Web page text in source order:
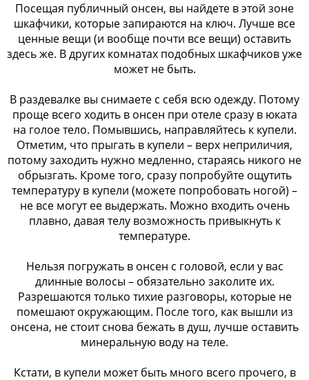
Посещая публичный онсен, вы найдете в этой зоне
шкафчики, которые запираются на ключ. Лучше все
ценные вещи (и вообще почти все вещи) оставить
здесь же. В других комнатах подобных шкафчиков уже
может не быть.
В раздевалке вы снимаете с себя всю одежду. Потому
проще всего ходить в онсен при отеле сразу в юката
на голое тело. Помывшись, направляйтесь к купели.
Отметим, что прыгать в купели – верх неприличия,
потому заходить нужно медленно, стараясь никого не
обрызгать. Кроме того, сразу попробуйте ощутить
температуру в купели (можете попробовать ногой) –
не все могут ее выдержать. Можно входить очень
плавно, давая телу возможность привыкнуть к
температуре.
Нельзя погружать в онсен с головой, если у вас
длинные волосы – обязательно заколите их.
Разрешаются только тихие разговоры, которые не
помешают окружающим. После того, как вышли из
онсена, не стоит снова бежать в душ, лучше оставить
минеральную воду на теле.
Кстати, в купели может быть много всего прочего, в